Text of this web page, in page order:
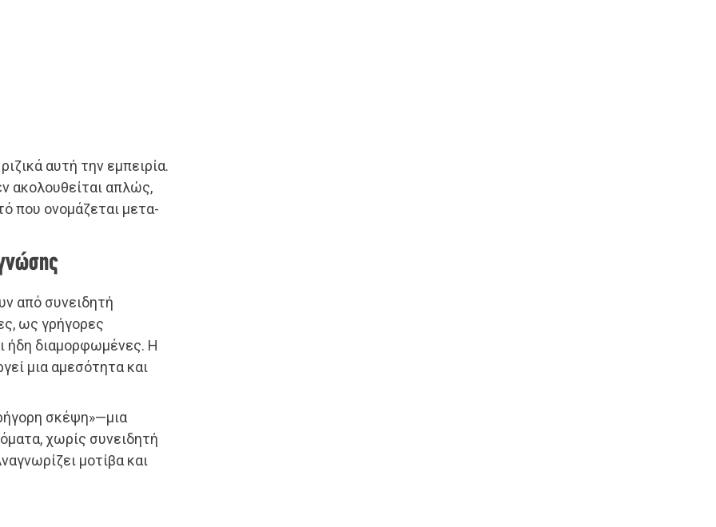
αυτή την εμπειρία.
ακολουθείται απλώς,
που ονομάζεται μετα-
από συνειδητή
ως γρήγορες
ήδη διαμορφωμένες. Η
μια αμεσότητα και
σκέψη»—μια
χωρίς συνειδητή
μοτίβα και